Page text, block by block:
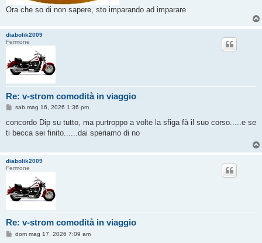
Ora che so di non sapere, sto imparando ad imparare
diabolik2009
Fermone
Re: v-strom comodità in viaggio
M
s
a
o
sab mag 16, 2026 1:36 pm
concordo Dip su tutto, ma purtroppo a volte la sfiga fà il suo corso.....e se
ti becca sei finito......dai speriamo di no
diabolik2009
Fermone
Re: v-strom comodità in viaggio
Mdom mag 17, 2026 7:09 am